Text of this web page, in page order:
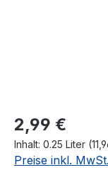
Regulärer Preis:
2,99 €
Inhalt: 0.25 Liter
Preise inkl.